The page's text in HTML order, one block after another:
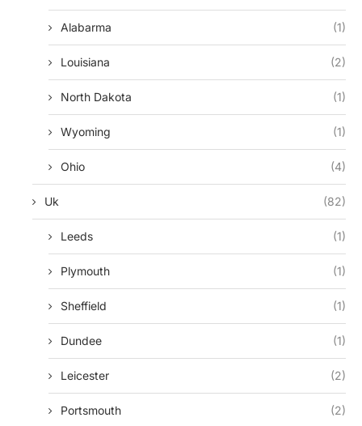
Alabarma (1)
Louisiana (2)
North Dakota (1)
Wyoming (1)
Ohio (4)
Uk (82)
Leeds (1)
Plymouth (1)
Sheffield (1)
Dundee (1)
Leicester (2)
Portsmouth (2)